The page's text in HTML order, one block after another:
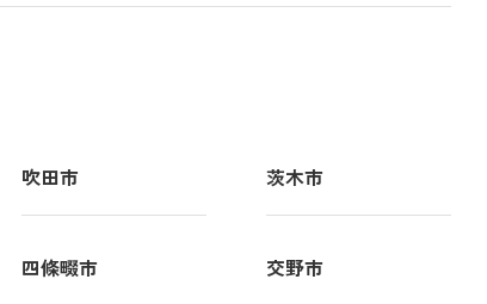
吹田市 茨木市
四條畷市 交野市